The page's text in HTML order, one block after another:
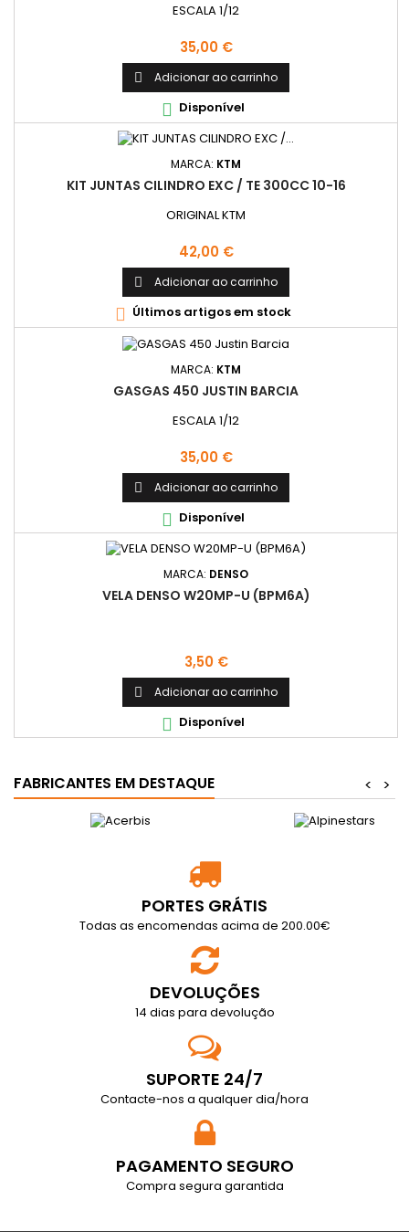
ESCALA 1/12
Preço
35,00 €
 Adicionar ao carrinho
 Disponível
MARCA: KTM
KIT JUNTAS CILINDRO EXC / TE 300CC 10-16
ORIGINAL KTM
Preço
42,00 €
 Adicionar ao carrinho
 Últimos artigos em stock
MARCA: KTM
GASGAS 450 JUSTIN BARCIA
ESCALA 1/12
Preço
35,00 €
 Adicionar ao carrinho
 Disponível
MARCA: DENSO
VELA DENSO W20MP-U (BPM6A)
Preço
3,50 €
 Adicionar ao carrinho
 Disponível
FABRICANTES EM DESTAQUE >
<
PORTES GRÁTIS
Todas as encomendas acima de 200.00€
DEVOLUÇÕES
14 dias para devolução
SUPORTE 24/7
Contacte-nos a qualquer dia/hora
PAGAMENTO SEGURO
Compra segura garantida